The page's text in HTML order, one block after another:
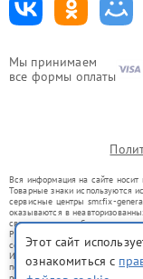
Мы принимаем
все формы оплаты
Вся информация на сайте носит
Товарные знаки используются
сервисные центры smr.fix-
оказываются в
связаны с правообладателями
Ремонт осуществляется для
со статьей 1487 ГК РФ.
Использование товарных
потребителей в заблуждение, а
Этот сайт
ознакомиться с